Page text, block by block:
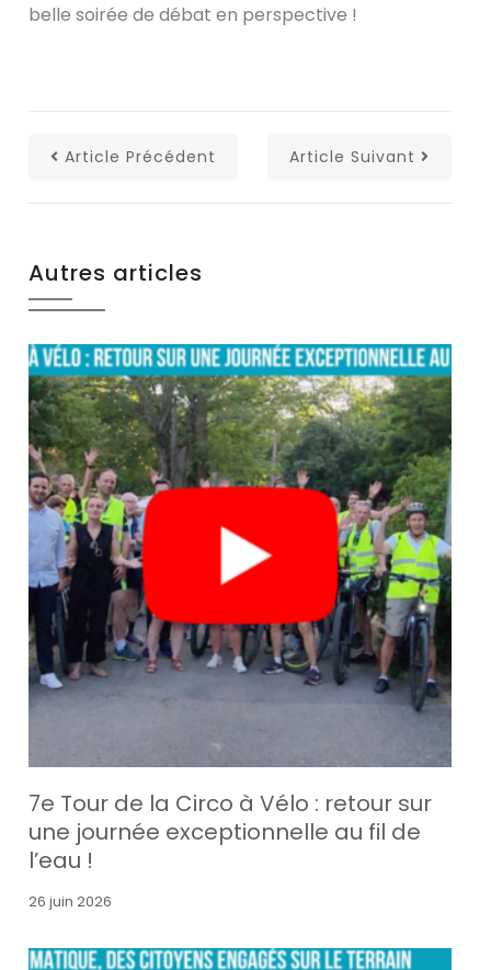
belle soirée de débat en perspective !
Article Précédent Article Suivant
Autres articles
7e Tour de la Circo à Vélo : retour sur
une journée exceptionnelle au fil de
l’eau !
26 juin 2026